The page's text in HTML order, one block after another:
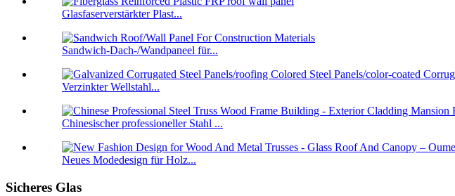
Glasfaserverstärkter Plast...
Sandwich-Dach-/Wandpaneel für...
Verzinkter Wellstahl...
Chinesischer professioneller Stahl ...
Neues Modedesign für Holz...
Sicheres Glas